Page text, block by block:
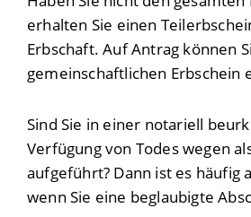
erhalten Sie einen
Erbschaft. Auf Antrag können
gemeinschaftlichen Erbschein
Sind Sie in einer notariell
Verfügung von Todes wegen
aufgeführt? Dann ist es häufig
wenn Sie eine beglaubigte